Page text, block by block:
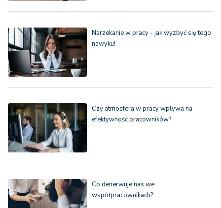
Narzekanie w pracy - jak wyzbyć się tego
nawyku!
Czy atmosfera w pracy wpływa na
efektywność pracowników?
Co denerwuje nas we
współpracownikach?